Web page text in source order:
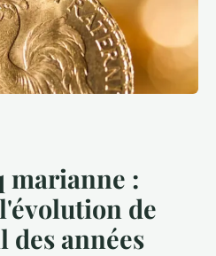
marianne :
de
des années